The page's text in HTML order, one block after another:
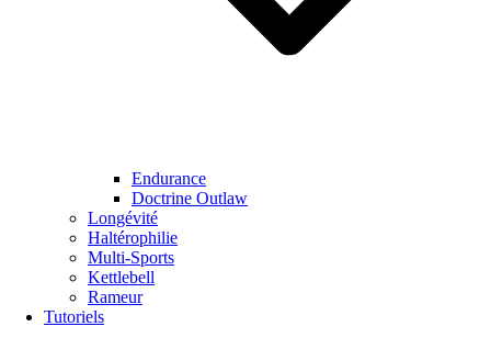
Endurance
Doctrine Outlaw
Longévité
Haltérophilie
Multi-Sports
Kettlebell
Rameur
Tutoriels